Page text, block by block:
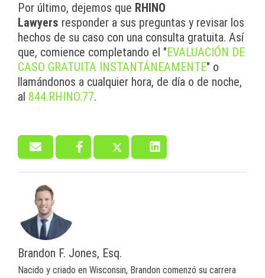
Por último, dejemos que RHINO
Lawyers responder a sus preguntas y revisar los
hechos de su caso con una consulta gratuita. Así
que, comience completando el "EVALUACIÓN DE
CASO GRATUITA INSTANTÁNEAMENTE" o
llamándonos a cualquier hora, de día o de noche,
al 844.RHINO.77.
Brandon F. Jones, Esq.
Nacido y criado en Wisconsin, Brandon comenzó su carrera